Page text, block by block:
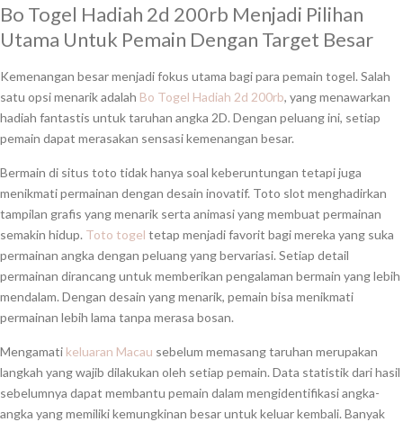
Bo Togel Hadiah 2d 200rb Menjadi Pilihan
Utama Untuk Pemain Dengan Target Besar
Kemenangan besar menjadi fokus utama bagi para pemain togel. Salah
satu opsi menarik adalah Bo Togel Hadiah 2d 200rb, yang menawarkan
hadiah fantastis untuk taruhan angka 2D. Dengan peluang ini, setiap
pemain dapat merasakan sensasi kemenangan besar.
Bermain di situs toto tidak hanya soal keberuntungan tetapi juga
menikmati permainan dengan desain inovatif. Toto slot menghadirkan
tampilan grafis yang menarik serta animasi yang membuat permainan
semakin hidup. Toto togel tetap menjadi favorit bagi mereka yang suka
permainan angka dengan peluang yang bervariasi. Setiap detail
permainan dirancang untuk memberikan pengalaman bermain yang lebih
mendalam. Dengan desain yang menarik, pemain bisa menikmati
permainan lebih lama tanpa merasa bosan.
Mengamati keluaran Macau sebelum memasang taruhan merupakan
langkah yang wajib dilakukan oleh setiap pemain. Data statistik dari hasil
sebelumnya dapat membantu pemain dalam mengidentifikasi angka-
angka yang memiliki kemungkinan besar untuk keluar kembali. Banyak